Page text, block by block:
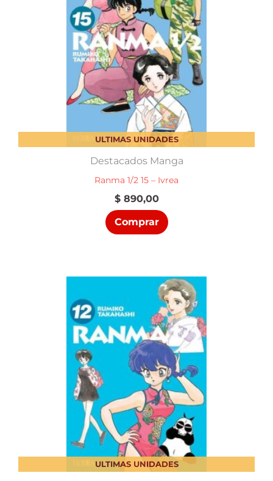
ULTIMAS UNIDADES
Destacados Manga
Ranma 1/2 15 – Ivrea
$890,00
Comprar
ULTIMAS UNIDADES